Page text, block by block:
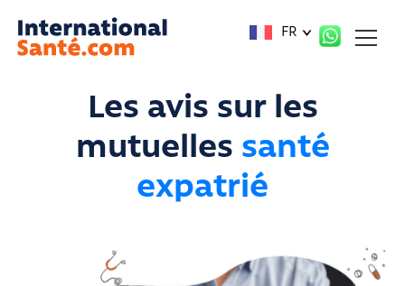
FR
Les avis sur les
mutuelles santé
expatrié